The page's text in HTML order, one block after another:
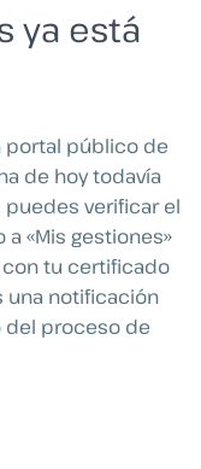
ya está
portal público de
de hoy todavía
verificar el
«Mis gestiones»
con tu certificado
una notificación
del proceso de